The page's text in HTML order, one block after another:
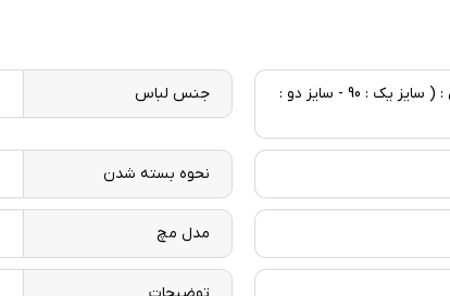
کت : ( سایز یک : 46 - سایز دو : 48 ) - دامن : ( سایز یک : 90 - سایز دو :
جنس لباس
نحوه بسته شدن
مدل مچ